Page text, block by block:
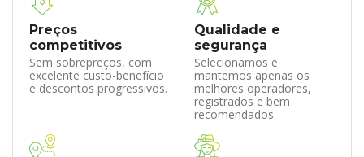
Preços
competitivos
Sem sobrepreços, com
excelente custo-benefício
e descontos progressivos.
Qualidade e
segurança
Selecionamos e
mantemos apenas os
melhores operadores,
registrados e bem
recomendados.